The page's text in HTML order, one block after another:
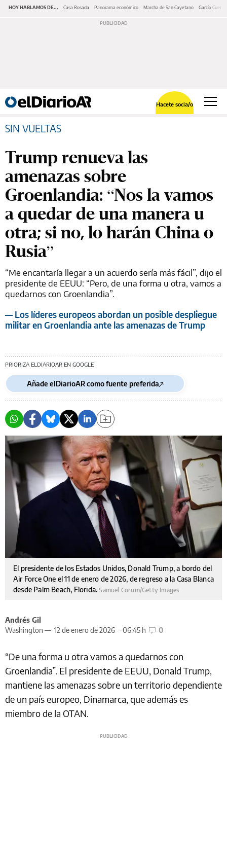
HOY HABLAMOS DE... Casa Rosada Panorama económico Marcha de San Cayetano García Cuerva
Hacete socia/o
SIN VUELTAS
Trump renueva las
amenazas sobre
Groenlandia: “Nos la vamos
a quedar de una manera u
otra; si no, lo harán China o
Rusia”
“Me encantaría llegar a un acuerdo sería más fácil”, dijo el
presidente de EEUU: “Pero, de una forma u otra, vamos a
quedarnos con Groenlandia”.
— Los líderes europeos abordan un posible despliegue
militar en Groenlandia ante las amenazas de Trump
PRIORIZA ELDIARIOAR EN GOOGLE
Añade elDiarioAR como fuente preferida
El presidente de los Estados Unidos, Donald Trump, a bordo del
Air Force One el 11 de enero de 2026, de regreso a la Casa Blanca
desde Palm Beach, Florida.Samuel Corum/Getty Images
Andrés Gil
Washington — 12 de enero de 2026 06:45 h 0
“De una forma u otra vamos a quedarnos con
Groenlandia”. El presidente de EEUU, Donald Trump,
mantiene las amenazas sobre un territorio dependiente
de un país europeo, Dinamarca, que además es
miembro de la OTAN.